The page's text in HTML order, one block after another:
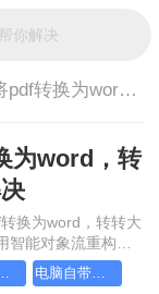
如何将pdf转换为word，转转大师帮你解决
为word，转
换为word，转转大
能对象流重构技
还原且排版不乱
全链路 SSL 加密
在线